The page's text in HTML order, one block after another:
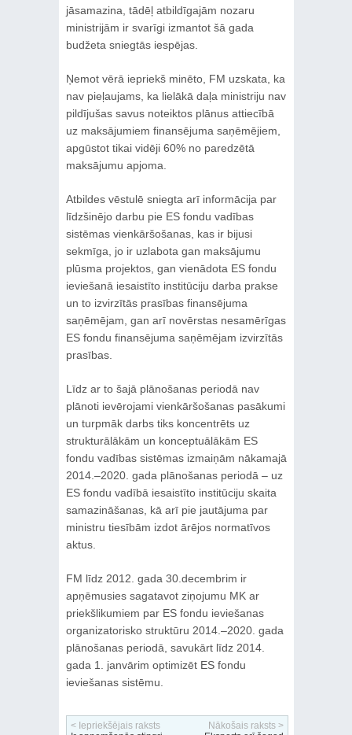
jāsamazina, tādēļ atbildīgajām nozaru
ministrijām ir svarīgi izmantot šā gada
budžeta sniegtās iespējas.
Ņemot vērā iepriekš minēto, FM uzskata, ka
nav pieļaujams, ka lielākā daļa ministriju nav
pildījušas savus noteiktos plānus attiecībā
uz maksājumiem finansējuma saņēmējiem,
apgūstot tikai vidēji 60% no paredzētā
maksājumu apjoma.
Atbildes vēstulē sniegta arī informācija par
līdzšinējo darbu pie ES fondu vadības
sistēmas vienkāršošanas, kas ir bijusi
sekmīga, jo ir uzlabota gan maksājumu
plūsma projektos, gan vienādota ES fondu
ieviešanā iesaistīto institūciju darba prakse
un to izvirzītās prasības finansējuma
saņēmējam, gan arī novērstas nesamērīgas
ES fondu finansējuma saņēmējam izvirzītās
prasības.
Līdz ar to šajā plānošanas periodā nav
plānoti ievērojami vienkāršošanas pasākumi
un turpmāk darbs tiks koncentrēts uz
strukturālākām un konceptuālākām ES
fondu vadības sistēmas izmaiņām nākamajā
2014.–2020. gada plānošanas periodā – uz
ES fondu vadībā iesaistīto institūciju skaita
samazināšanas, kā arī pie jautājuma par
ministru tiesībām izdot ārējos normatīvos
aktus.
FM līdz 2012. gada 30.decembrim ir
apņēmusies sagatavot ziņojumu MK ar
priekšlikumiem par ES fondu ieviešanas
organizatorisko struktūru 2014.–2020. gada
plānošanas periodā, savukārt līdz 2014.
gada 1. janvārim optimizēt ES fondu
ieviešanas sistēmu.
< Iepriekšējais raksts
Nākošais raksts >